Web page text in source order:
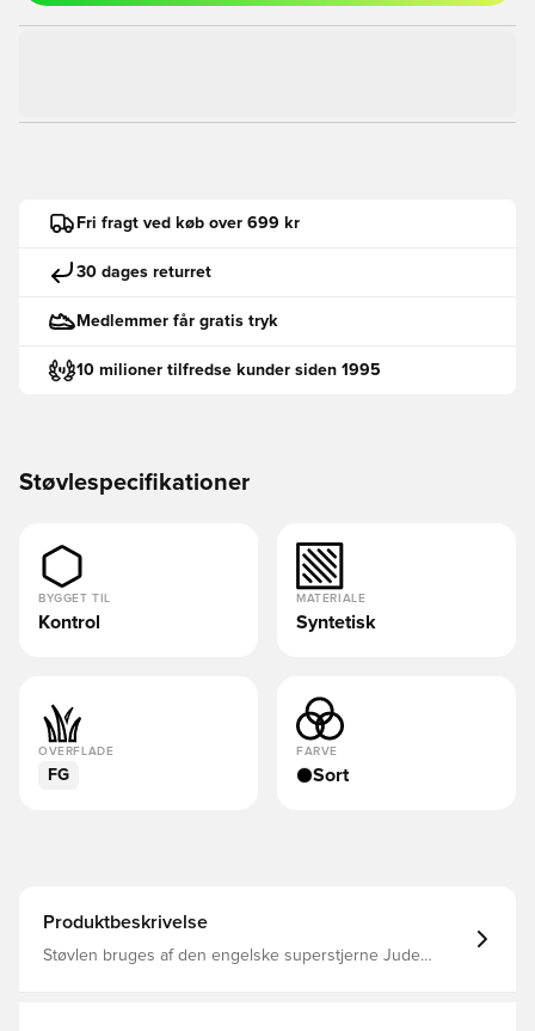
Fri fragt ved køb over 699 kr
30 dages returret
Medlemmer får gratis tryk
10 milioner tilfredse kunder siden 1995
Støvlespecifikationer
BYGGET TIL
Kontrol
MATERIALE
Syntetisk
OVERFLADE
FG
FARVE
Sort
Produktbeskrivelse
Støvlen bruges af den engelske superstjerne Jude